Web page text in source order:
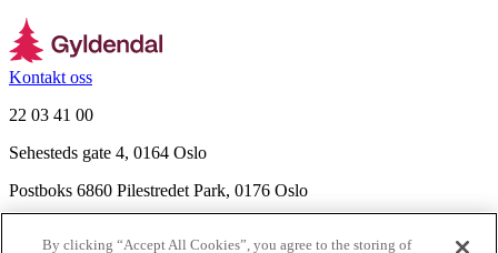
Kontakt oss
22 03 41 00
Sehesteds gate 4, 0164 Oslo
Postboks 6860 Pilestredet Park, 0176 Oslo
By clicking “Accept All Cookies”, you agree to the storing of